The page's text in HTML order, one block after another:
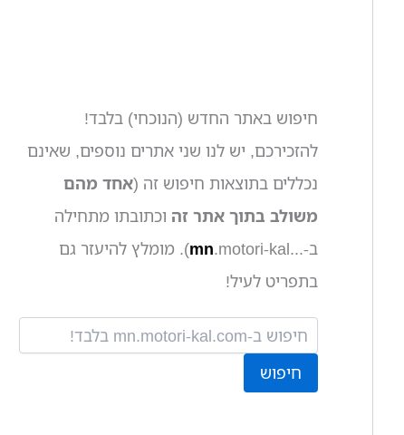
חיפוש באתר החדש (הנוכחי) בלבד!
להזכירכם, יש לנו שני אתרים נוספים, שאינם
נכללים בתוצאות חיפוש זה (אחד מהם
משולב בתוך אתר זה וכתובתו מתחילה
ב-...
mn.motori-kal). מומלץ להיעזר גם
בתפריט לעיל!
חיפוש